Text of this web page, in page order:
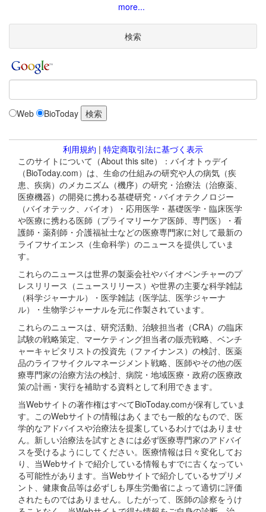
more...
検索
Web BioToday
利用規約 | 特定商取引法に基づく表示
このサイトについて（About this site）：バイオトゥデイ
（BioToday.com）は、生命の仕組みの研究や人の病気（疾
患、疾病）のメカニズム（機序）の研究・治療法（治療薬、
医療機器）の開発に携わる基礎研究・バイオテクノロジー
（バイオテック、バイオ）・応用医学・基礎医学・臨床医学
や医療に携わる医師（プライマリーケア医師、専門医）・看
護師・薬剤師・介護福祉士などの医療専門家に対して最新の
ライフサイエンス（生命科学）のニュースを提供していま
す。
これらのニュースは世界の製薬会社やバイオベンチャーのプ
レスリリース（ニュースリリース）や世界の主要な科学雑誌
（科学ジャーナル）・医学雑誌（医学誌、医学ジャーナ
ル）・生物学ジャーナルを元に作製されています。
これらのニュースは、研究活動、治験担当者（CRA）の臨床
試験の戦略策定、マーケティング担当者の販売戦略、ベンチ
ャーキャピタリストの投資先（ファイナンス）の検討、医薬
品のライフサイクルマネージメント戦略、医師やその他の医
療専門家の治療方法の検討、病院・地域医療・政府の医療政
策の計画・実行を補助する資料として利用できます。
当Webサイトの著作権はすべてBioToday.comが保有していま
す。このWebサイトの情報はあくまでも一般的なもので、医
学的なアドバイスや治療法を提案しているわけではありませ
ん。新しい治療法を試すときには必ず医療専門家のアドバイ
スを受けるようにしてください。医療情報は日々変化してお
り、当Webサイトで紹介している情報もすでに古くなってい
る可能性があります。当Webサイトで紹介しているサプリメ
ント、健康食品等は必ずしも厚生労働省によって適切に評価
されたものではありません。したがって、医師の診察をうけ